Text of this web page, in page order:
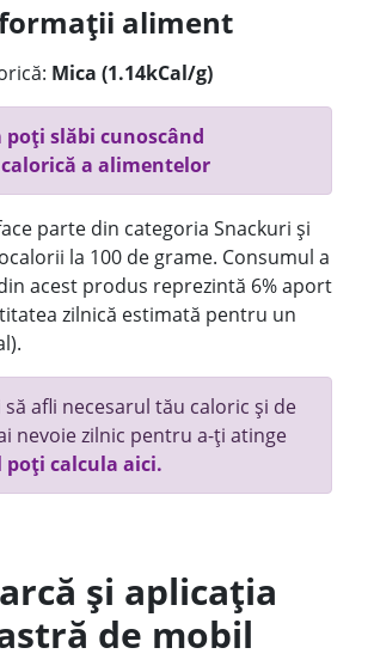
aliment
Mica (1.14kCal/g)
poți slăbi cunoscând
a alimentelor
parte din categoria Snackuri și
la 100 de grame. Consumul a
acest produs reprezintă 6% aport
zilnică estimată pentru un
să afli necesarul tău caloric și de
nevoie zilnic pentru a-ți atinge
poți calcula aici.
și aplicația
de mobil